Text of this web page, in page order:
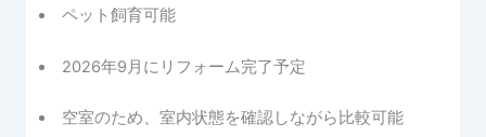
ペット飼育可能
2026年9月にリフォーム完了予定
空室のため、室内状態を確認しながら比較可能